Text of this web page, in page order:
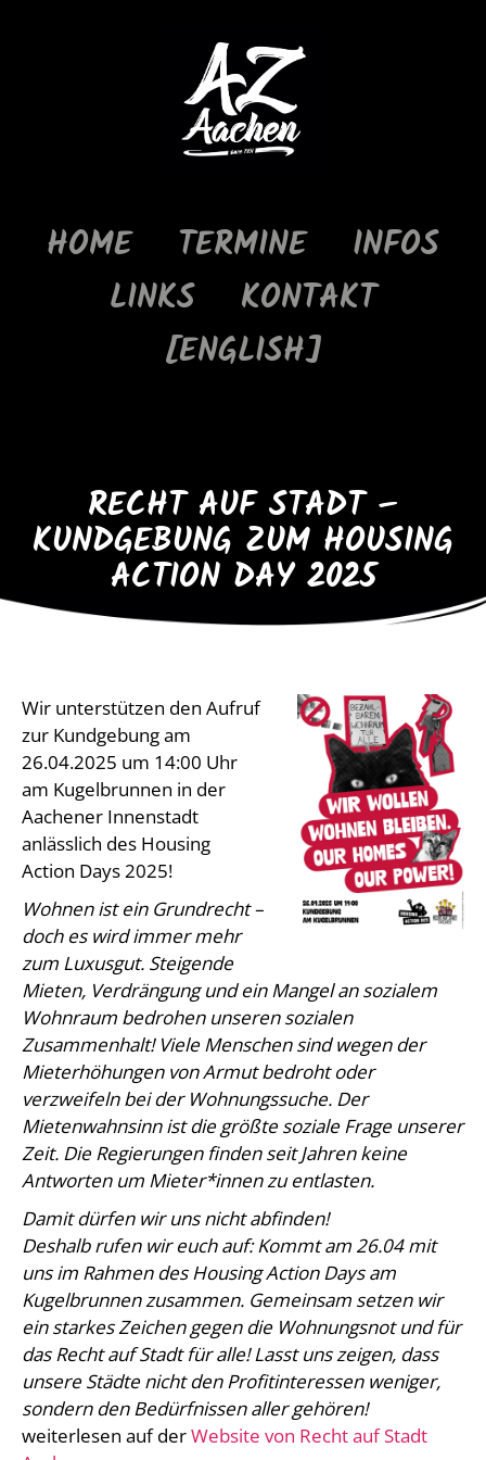
HOME TERMINE
INFOS
LINKS
KONTAKT
[ENGLISH]
RECHT AUF STADT –
KUNDGEBUNG ZUM HOUSING
ACTION DAY 2025
Wir unterstützen den Aufruf
zur Kundgebung am
26.04.2025 um 14:00 Uhr
am Kugelbrunnen in der
Aachener Innenstadt
anlässlich des Housing
Action Days 2025!
Wohnen ist ein Grundrecht –
doch es wird immer mehr
zum Luxusgut. Steigende
Mieten, Verdrängung und ein Mangel an sozialem
Wohnraum bedrohen unseren sozialen
Zusammenhalt! Viele Menschen sind wegen der
Mieterhöhungen von Armut bedroht oder
verzweifeln bei der Wohnungssuche. Der
Mietenwahnsinn ist die größte soziale Frage unserer
Zeit. Die Regierungen finden seit Jahren keine
Antworten um Mieter*innen zu entlasten.
Damit dürfen wir uns nicht abfinden!
Deshalb rufen wir euch auf: Kommt am 26.04 mit
uns im Rahmen des Housing Action Days am
Kugelbrunnen zusammen. Gemeinsam setzen wir
ein starkes Zeichen gegen die Wohnungsnot und für
das Recht auf Stadt für alle! Lasst uns zeigen, dass
unsere Städte nicht den Profitinteressen weniger,
sondern den Bedürfnissen aller gehören!
weiterlesen auf derWebsite von Recht auf Stadt